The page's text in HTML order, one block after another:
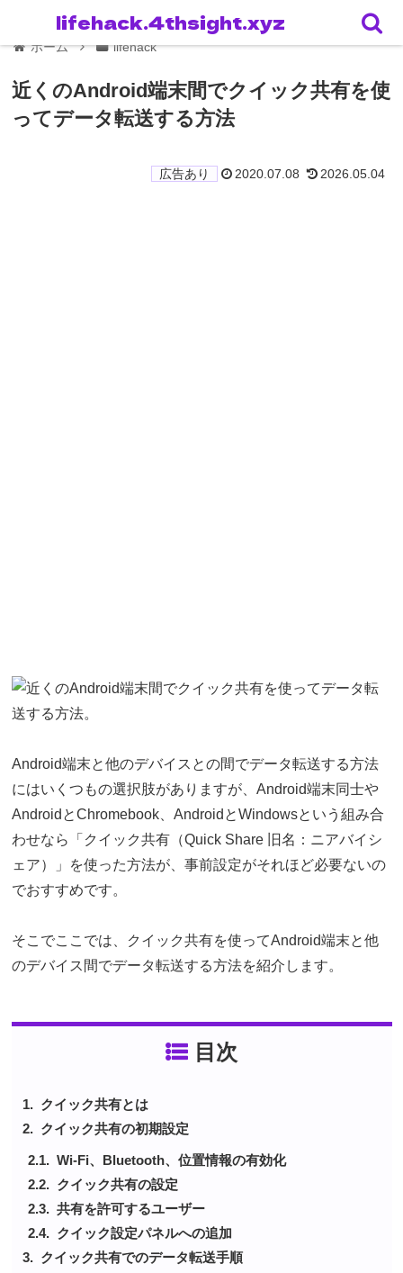
ホーム lifehack
近くのAndroid端末間でクイック共有を使
ってデータ転送する方法
2020.07.08 2026.05.04
Android端末と他のデバイスとの間でデータ転送する方法
にはいくつもの選択肢がありますが、Android端末同士や
AndroidとChromebook、AndroidとWindowsという組み合
わせなら「クイック共有（Quick Share 旧名：ニアバイシ
ェア）」を使った方法が、事前設定がそれほど必要ないの
でおすすめです。
そこでここでは、クイック共有を使ってAndroid端末と他
のデバイス間でデータ転送する方法を紹介します。
目次
クイック共有とは
クイック共有の初期設定
Wi-Fi、Bluetooth、位置情報の有効化
クイック共有の設定
共有を許可するユーザー
クイック設定パネルへの追加
クイック共有でのデータ転送手順
lifehack.4thsight.xyz